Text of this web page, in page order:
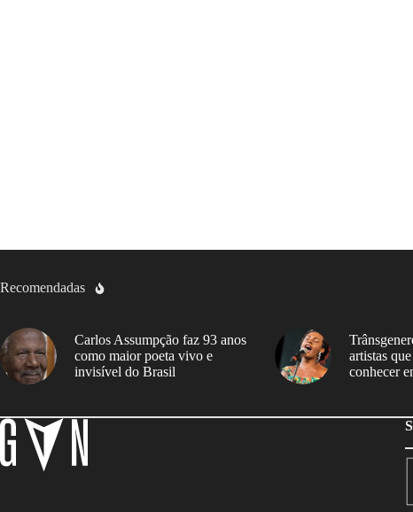
Recomendadas
Carlos Assumpção faz 93 anos
como maior poeta vivo e
invisível do Brasil
artistas
conhecer